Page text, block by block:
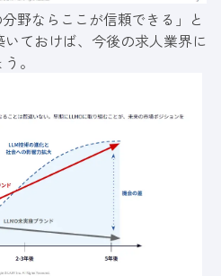
野ならここが信頼できる」と
ておけば、今後の求人業界に
。